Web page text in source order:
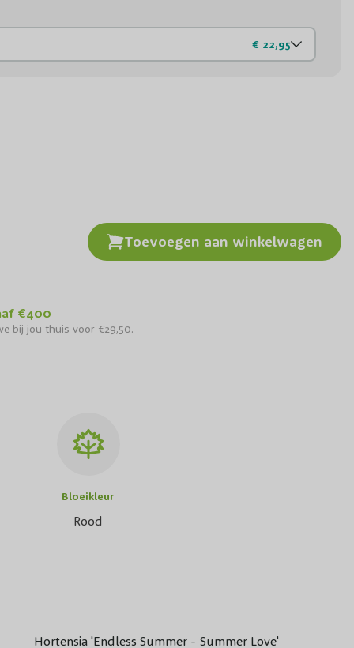
Summer Summer Love Hortensia
€ 22,95
Toevoegen aan winkelwagen
€400
bij jou thuis voor €29,50.
Bloeikleur
Rood
Hortensia 'Endless Summer - Summer Love'